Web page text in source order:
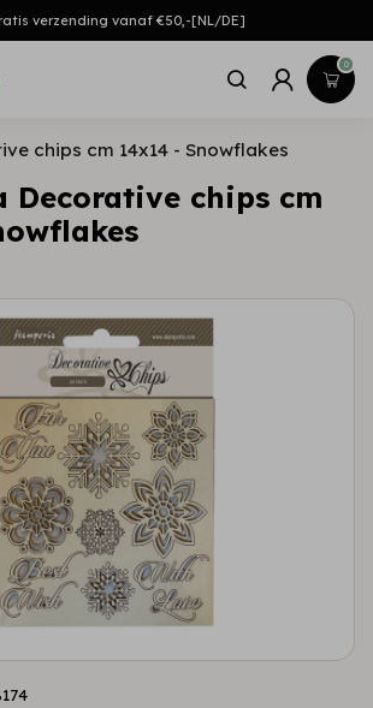
verzending vanaf €50,-[NL/DE]
0
chips cm 14x14 - Snowflakes
Decorative chips cm